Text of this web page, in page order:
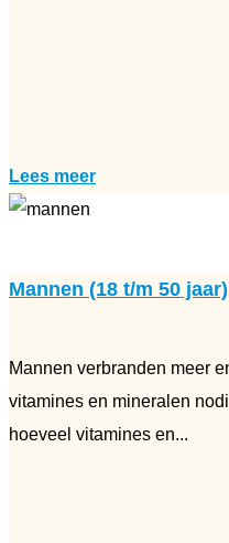
Lees meer
Mannen (18 t/m 50 jaar)
Mannen verbranden meer
vitamines en mineralen
hoeveel vitamines en...